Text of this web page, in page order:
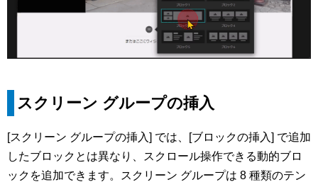
スクリーン グループの挿入
[スクリーン グループの挿入] では、[ブロックの挿入] で追加
したブロックとは異なり、スクロール操作できる動的ブロ
ックを追加できます。スクリーン グループは 8 種類のテン